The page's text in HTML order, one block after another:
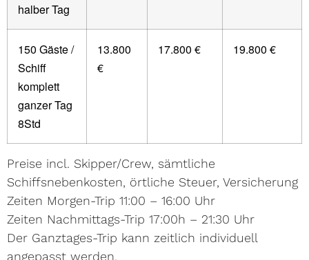
halber Tag
150 Gäste /
Schiff
komplett
ganzer Tag
8Std
13.800
€
17.800 € 19.800 €
Preise incl. Skipper/Crew, sämtliche
Schiffsnebenkosten, örtliche Steuer, Versicherung
Zeiten Morgen-Trip 11:00 – 16:00 Uhr
Zeiten Nachmittags-Trip 17:00h – 21:30 Uhr
Der Ganztages-Trip kann zeitlich individuell
angepasst werden.